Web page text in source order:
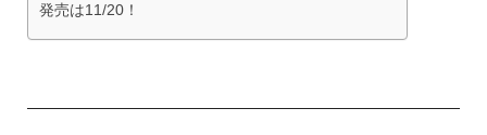
発売は11/20！